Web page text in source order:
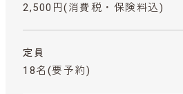
2,500円 (消費税・保険料込)
定員
18名(要予約)